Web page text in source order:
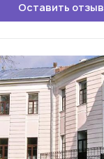
Оставить отзыв